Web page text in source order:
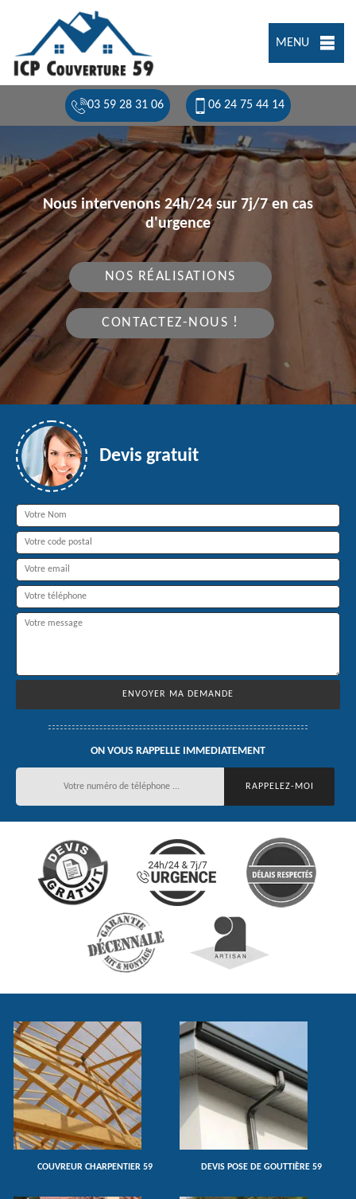
MENU
03 59 28 31 06 06 24 75 44 14
Nous intervenons 24h/24 sur 7j/7 en cas
d'urgence
NOS RÉALISATIONS
CONTACTEZ-NOUS !
Devis gratuit
ON VOUS RAPPELLE IMMEDIATEMENT
COUVREUR CHARPENTIER 59 DEVIS POSE DE GOUTTIÈRE 59